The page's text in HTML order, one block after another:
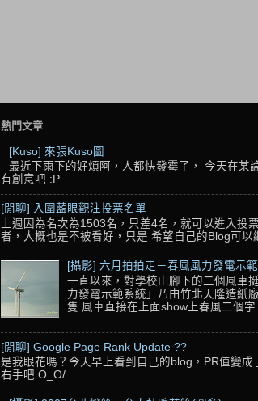
熱門文章
[Kuso] 來張Kuso圖
最近下雨下的好煩阿，人都快發霉了， 今天在
有創意吧 :P
[閒聊] 入圍藍眼觀注投票名單
上週因為名次為1503名，只差4名，就可以進入
者，大概也是不被看好，只是 希望自己的Blog可
[攝影] 六月拍拍走－春風風力發電示
一直以來，對學校山腳下的二個風車
力發電示範系統」乃由竹北天隆造紙
隻 風車直接在上面show上春風二個字
[閒聊] Google Page Rank Update ??
是我眼花嗎？今天早上看到自己的blog，PR值變
右手吧 O_O/